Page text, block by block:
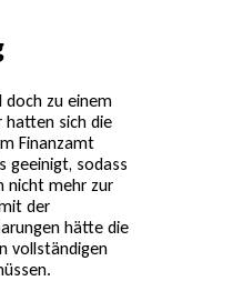
doch zu einem
hatten sich die
Finanzamt
geeinigt, sodass
nicht mehr zur
der
hätte die
vollständigen